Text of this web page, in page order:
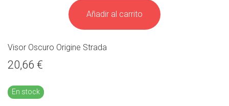
Añadir al carrito
Visor Oscuro Origine Strada
20,66 €
En stock